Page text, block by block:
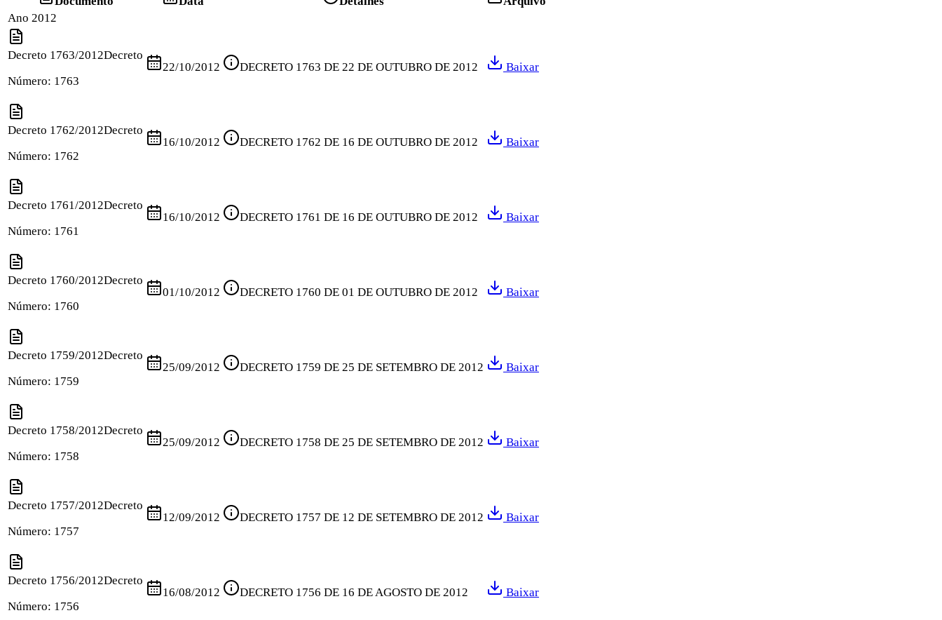
Ano 2012
Decreto 1763/2012Decreto
Número: 1763
22/10/2012 DECRETO 1763 DE 22 DE OUTUBRO DE 2012 Baixar
Decreto 1762/2012Decreto
Número: 1762
16/10/2012 DECRETO 1762 DE 16 DE OUTUBRO DE 2012 Baixar
Decreto 1761/2012Decreto
Número: 1761
16/10/2012 DECRETO 1761 DE 16 DE OUTUBRO DE 2012 Baixar
Decreto 1760/2012Decreto
Número: 1760
01/10/2012 DECRETO 1760 DE 01 DE OUTUBRO DE 2012 Baixar
Decreto 1759/2012Decreto
Número: 1759
25/09/2012 DECRETO 1759 DE 25 DE SETEMBRO DE 2012 Baixar
Decreto 1758/2012Decreto
Número: 1758
25/09/2012 DECRETO 1758 DE 25 DE SETEMBRO DE 2012 Baixar
Decreto 1757/2012Decreto
Número: 1757
12/09/2012 DECRETO 1757 DE 12 DE SETEMBRO DE 2012 Baixar
Decreto 1756/2012Decreto
Número: 1756
16/08/2012 DECRETO 1756 DE 16 DE AGOSTO DE 2012 Baixar